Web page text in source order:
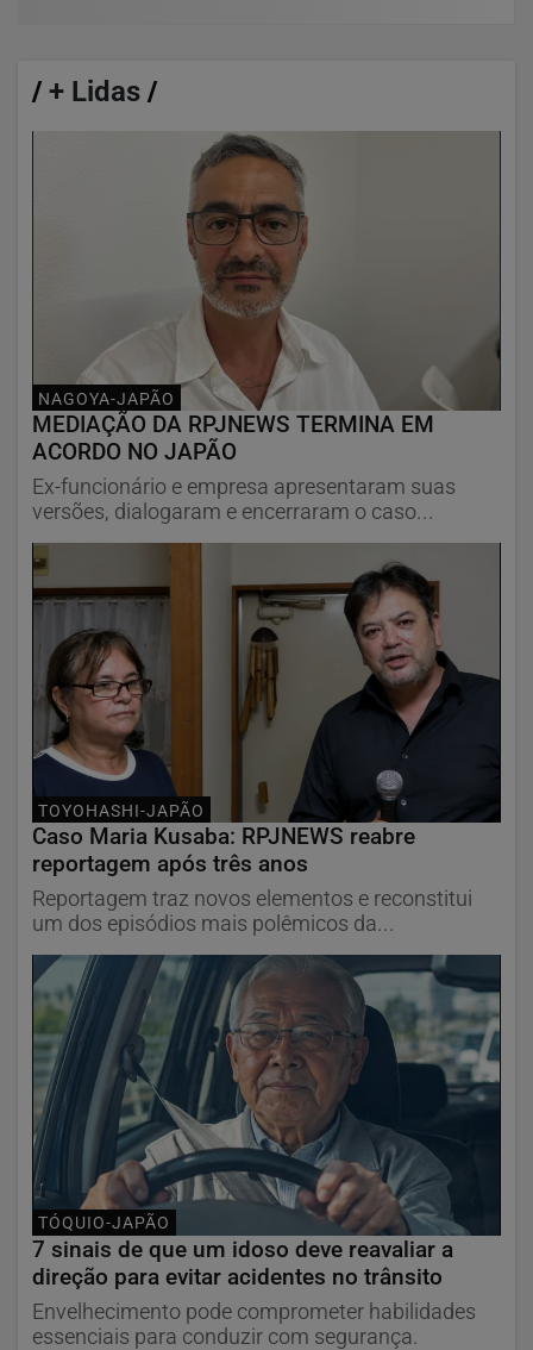
/ + Lidas /
NAGOYA-JAPÃO
MEDIAÇÃO DA RPJNEWS TERMINA EM
ACORDO NO JAPÃO
Ex-funcionário e empresa apresentaram suas
versões, dialogaram e encerraram o caso...
TOYOHASHI-JAPÃO
Caso Maria Kusaba: RPJNEWS reabre
reportagem após três anos
Reportagem traz novos elementos e reconstitui
um dos episódios mais polêmicos da...
TÓQUIO-JAPÃO
7 sinais de que um idoso deve reavaliar a
direção para evitar acidentes no trânsito
Envelhecimento pode comprometer habilidades
essenciais para conduzir com segurança.